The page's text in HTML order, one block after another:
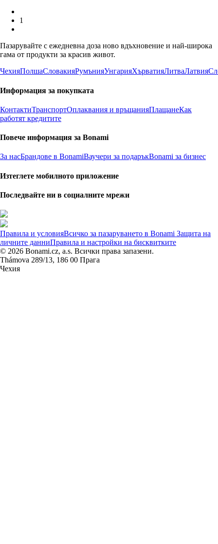
1
Пазарувайте с ежедневна доза ново вдъхновение и най-широка
гама от продукти за красив живот.
ЧехияПолшаСловакияРумънияУнгарияХърватияЛитваЛатвия
Информация за покупката
КонтактиТранспортОплаквания и връщанияПлащанеКак
работят кредитите
Повече информация за Bonami
За насБрандове в BonamiВаучери за подаръкBonami за бизнес
Изтеглете мобилното приложение
Последвайте ни в социалните мрежи
Правила и условияВсичко за пазаруването в Bonami Защита на
личните данниПравила и настройки на бисквитките
© 2026 Bonami.cz, a.s. Всички права запазени.
Thámova 289/13, 186 00 Прага
Чехия